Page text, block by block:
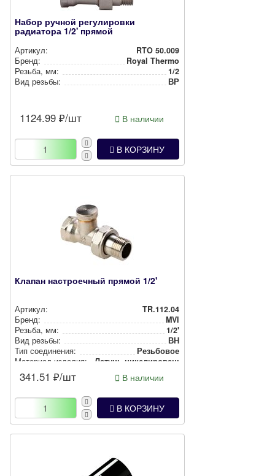
Набор ручной регулировки
радиатора 1/2' прямой
Артикул:
RTO 50.009
Бренд:
Royal Thermo
Резьба, мм:
1/2
Вид резьбы:
ВР
1124.99 ₽/шт В наличии
В КОРЗИНУ
Клапан настроечный прямой 1/2'
Артикул:
TR.112.04
Бренд:
MVI
Резьба, мм:
1/2'
Вид резьбы:
ВН
Тип соединения:
Резьбовое
Материал изделия:
Латунь ни­ке­ли­ро­ван­ная
341.51 ₽/шт В наличии
В КОРЗИНУ